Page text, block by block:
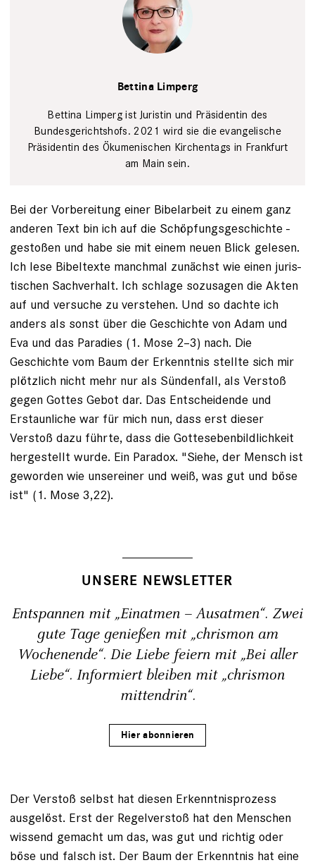
Bettina Limperg
Bettina Limperg ist Juristin und Präsidentin des
Bundesgerichtshofs. 2021 wird sie die evangelische
Präsidentin des Ökumenischen Kirchentags in Frankfurt
am Main sein.
Bei der Vorbereitung einer Bibelarbeit zu einem ganz
anderen Text bin ich auf die Schöpfungsgeschichte ­
gestoßen und habe sie mit einem neuen Blick gelesen.
Ich lese Bibeltexte manchmal zunächst wie einen juris­
tischen Sachverhalt. Ich schlage sozusagen die Akten
auf und versuche zu verstehen. Und so dachte ich
anders als sonst über die Geschichte von Adam und
Eva und das Paradies (1. Mose 2–3) nach. Die
Geschichte vom Baum der Erkenntnis stellte sich mir
plötzlich nicht mehr nur als Sündenfall, als Verstoß
gegen Gottes Gebot dar. Das Entscheidende und
Erstaunliche war für mich nun, dass erst dieser
Verstoß dazu führte, dass die Gottesebenbildlichkeit
hergestellt wurde. Ein Paradox. "Siehe, der Mensch ist
geworden wie unsereiner und weiß, was gut und böse
ist" (1. Mose 3,22).
UNSERE NEWSLETTER
Entspannen mit „Einatmen – Ausatmen“. Zwei
gute Tage genießen mit „chrismon am
Wochenende“. Die Liebe feiern mit „Bei aller
Liebe“. Informiert bleiben mit „chrismon
mittendrin“.
Hier abonnieren
Der Verstoß selbst hat diesen Erkenntnisprozess
ausgelöst. Erst der Regelverstoß hat den Menschen
wissend gemacht um das, was gut und richtig oder
böse und falsch ist. Der Baum der Erkenntnis hat eine